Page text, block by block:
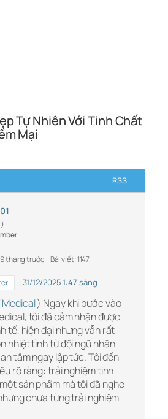
Tự Nhiên Với Tinh Chất
Mại
RSS
tháng trước Bài viết: 1147
31/12/2025 1:47 sáng
Medical) Ngay khi bước vào
tôi đã cảm nhận được
tế, hiện đại nhưng vẫn rất
nhiệt tình từ đội ngũ nhân
tâm ngay lập tức. Tôi đến
rõ ràng: trải nghiệm tinh
sản phẩm mà tôi đã nghe
chưa từng trải nghiệm